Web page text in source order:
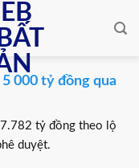
000 tỷ đồng qua
tỷ đồng theo lộ
duyệt.